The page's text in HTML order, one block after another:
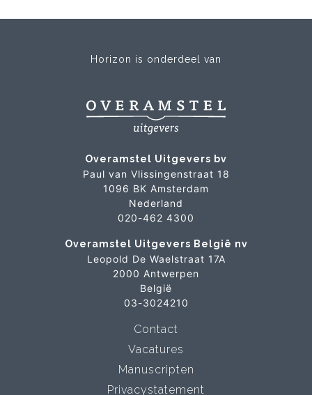
Horizon is onderdeel van
Overamstel Uitgevers bv
Paul van Vlissingenstraat 18
1096 BK Amsterdam
Nederland
020-462 4300
Overamstel Uitgevers België nv
Leopold De Waelstraat 17A
2000 Antwerpen
België
03-3024210
Contact
Vacatures
Manuscripten
Privacystatement